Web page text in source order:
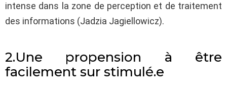
intense dans la zone de perception et de traitement
des informations (Jadzia Jagiellowicz).
2.Une propension à être
facilement sur stimulé.e